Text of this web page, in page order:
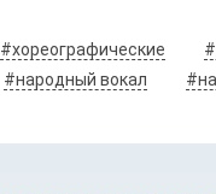
#хореографические
#народный вокал